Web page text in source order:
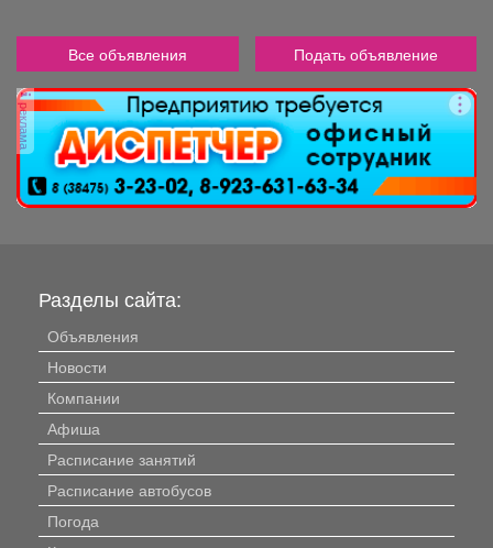
Все объявления Подать объявление
реклама
Разделы сайта:
Объявления
Новости
Компании
Афиша
Расписание занятий
Расписание автобусов
Погода